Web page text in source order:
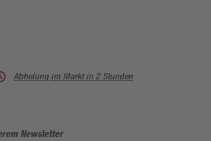
Abholung im Markt in 2 Stunden
Newsletter